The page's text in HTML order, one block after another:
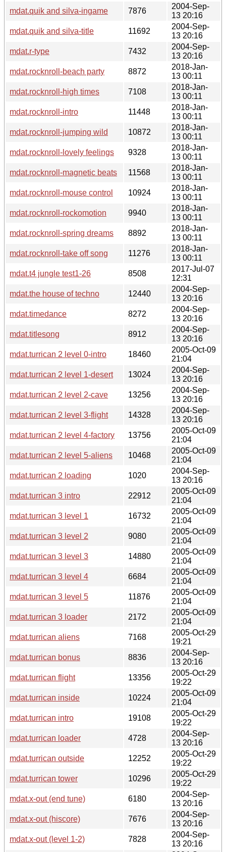
mdat.quik and silva-ingame
7876
2004-Sep-
13 20:16
mdat.quik and silva-title
11692
2004-Sep-
13 20:16
mdat.r-type
7432
2004-Sep-
13 20:16
mdat.rocknroll-beach party
8872
2018-Jan-
13 00:11
mdat.rocknroll-high times
7108
2018-Jan-
13 00:11
mdat.rocknroll-intro
11448
2018-Jan-
13 00:11
mdat.rocknroll-jumping wild
10872
2018-Jan-
13 00:11
mdat.rocknroll-lovely feelings
9328
2018-Jan-
13 00:11
mdat.rocknroll-magnetic beats
11568
2018-Jan-
13 00:11
mdat.rocknroll-mouse control
10924
2018-Jan-
13 00:11
mdat.rocknroll-rockomotion
9940
2018-Jan-
13 00:11
mdat.rocknroll-spring dreams
8892
2018-Jan-
13 00:11
mdat.rocknroll-take off song
11276
2018-Jan-
13 00:11
mdat.t4 jungle test1-26
8508
2017-Jul-07
12:31
mdat.the house of techno
12440
2004-Sep-
13 20:16
mdat.timedance
8272
2004-Sep-
13 20:16
mdat.titlesong
8912
2004-Sep-
13 20:16
mdat.turrican 2 level 0-intro
18460
2005-Oct-09
21:04
mdat.turrican 2 level 1-desert
13024
2004-Sep-
13 20:16
mdat.turrican 2 level 2-cave
13256
2004-Sep-
13 20:16
mdat.turrican 2 level 3-flight
14328
2004-Sep-
13 20:16
mdat.turrican 2 level 4-factory
13756
2005-Oct-09
21:04
mdat.turrican 2 level 5-aliens
10468
2005-Oct-09
21:04
mdat.turrican 2 loading
1020
2004-Sep-
13 20:16
mdat.turrican 3 intro
22912
2005-Oct-09
21:04
mdat.turrican 3 level 1
16732
2005-Oct-09
21:04
mdat.turrican 3 level 2
9080
2005-Oct-09
21:04
mdat.turrican 3 level 3
14880
2005-Oct-09
21:04
mdat.turrican 3 level 4
6684
2005-Oct-09
21:04
mdat.turrican 3 level 5
11876
2005-Oct-09
21:04
mdat.turrican 3 loader
2172
2005-Oct-09
21:04
mdat.turrican aliens
7168
2005-Oct-29
19:21
mdat.turrican bonus
8836
2004-Sep-
13 20:16
mdat.turrican flight
13356
2005-Oct-29
19:22
mdat.turrican inside
10224
2005-Oct-09
21:04
mdat.turrican intro
19108
2005-Oct-29
19:22
mdat.turrican loader
4728
2004-Sep-
13 20:16
mdat.turrican outside
12252
2005-Oct-29
19:22
mdat.turrican tower
10296
2005-Oct-29
19:22
mdat.x-out (end tune)
6180
2004-Sep-
13 20:16
mdat.x-out (hiscore)
7676
2004-Sep-
13 20:16
mdat.x-out (level 1-2)
7828
2004-Sep-
13 20:16